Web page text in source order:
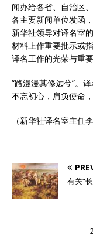
闻办给各省、自治区
各主要新闻单位发函
新华社领导对译名室
材料上作重要批示或
译名工作的光荣与重要
“路漫漫其修远兮”。
不忘初心，肩负使命
（新华社译名室主任李
有关“